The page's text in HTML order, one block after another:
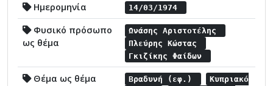
Ημερομηνία 14/03/1974
Φυσικό πρόσωπο
ως θέμα
Ωνάσης Αριστοτέλης
Πλεύρης Κώστας
Γκιζίκης Φαίδων
Θέμα ως θέμα Βραδυνή (εφ.)
Κυπριακό